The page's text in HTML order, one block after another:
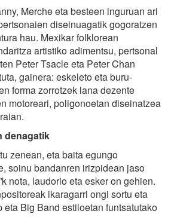
Merche eta besteen inguruan ari
diseinuagatik gogoratzen
hau. Mexikar folklorean
artistiko adimentsu, pertsonal
Peter Tsacle eta Peter Chan
gainera: eskeleto eta buru-
forma zorrotzek lana dezente
motoreari, poligonoetan diseinatzea
denagatik
zenean, eta baita egungo
soinu bandanren irizpidean jaso
nota, laudorio eta esker on gehien.
ikaragarri ongi sortu eta
Big Band estiloetan funtsatutako